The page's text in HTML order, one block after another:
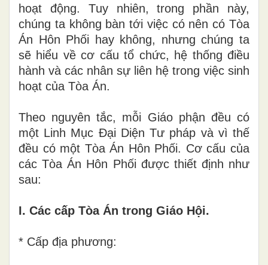
hoạt động. Tuy nhiên,trong phần này,
chúng ta không bàntới việc có nên có Tòa
Án Hôn Phối hay không, nhưng chúng ta
sẽ hiểu vềcơ cấutổ chức, hệ thống điều
hành và các nhân sự liên hệ trong việc sinh
hoạt của Tòa Án.
Theo nguyêntắc, mỗi Giáo phận đều có
một Linh Mục Đại Diện Tư pháp và vì thế
đều có một Tòa Án Hôn Phối. Cơ cấu của
các Tòa Án Hôn Phối được thiết định như
sau:
I. Các cấp Tòa Án trong Giáo Hội.
* Cấp địa phương: